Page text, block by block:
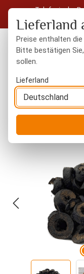
Zum Hauptinhalt
Telefonische
Kostenloser Versand
Lieferland
Preise enthalten
Bitte bestätigen
sollen.
Lieferland